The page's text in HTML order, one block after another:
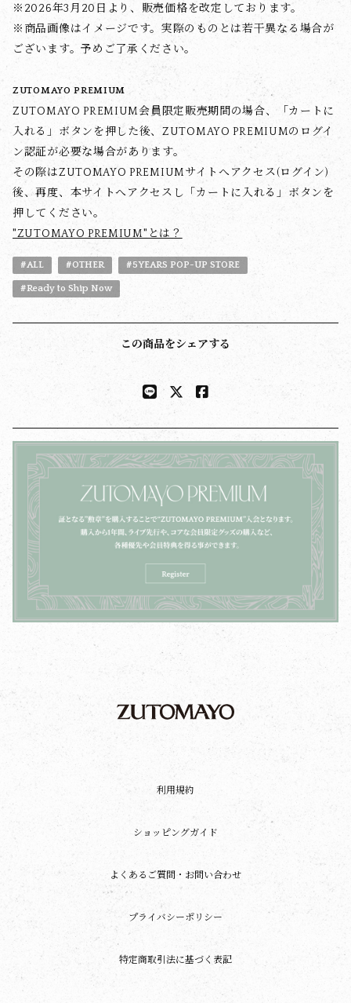
※2026年3月20日より、販売価格を改定しております。
※商品画像はイメージです。実際のものとは若干異なる場合が
ございます。予めご了承ください。
ZUTOMAYO PREMIUM
ZUTOMAYO PREMIUM会員限定販売期間の場合、「カートに
入れる」ボタンを押した後、ZUTOMAYO PREMIUMのログイ
ン認証が必要な場合があります。
その際はZUTOMAYO PREMIUMサイトへアクセス(ログイン)
後、再度、本サイトへアクセスし「カートに入れる」ボタンを
押してください。
"ZUTOMAYO PREMIUM"とは？
#ALL #OTHER #5YEARS POP-UP STORE
#Ready to Ship Now
この商品をシェアする
利用規約
ショッピングガイド
よくあるご質問・お問い合わせ
プライバシーポリシー
特定商取引法に基づく表記